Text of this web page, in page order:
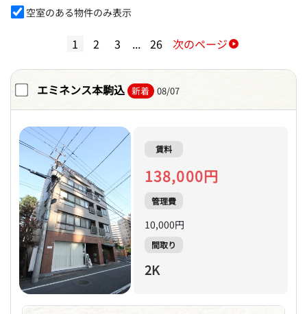
空室のある物件のみ表示
1 2 3 ... 26 次のページ
エミネンス本駒込 新着 08/07
賃料
138,000円
管理費
10,000円
間取り
2K